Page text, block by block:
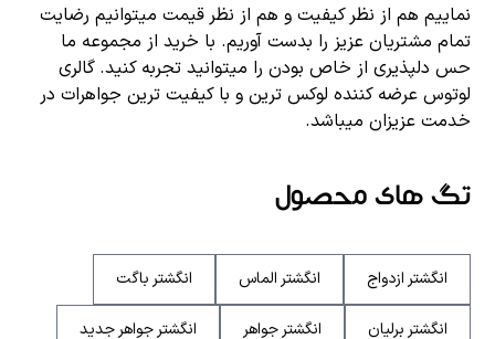
نماییم هم از نظر کیفیت و هم از نظر قیمت میتوانیم رضایت
تمام مشتریان عزیز را بدست آوریم. با خرید از مجموعه ما
حس دلپذیری از خاص بودن را میتوانید تجربه کنید. گالری
لوتوس عرضه کننده لوکس ترین و با کیفیت ترین جواهرات در
خدمت عزیزان میباشد.
تگ های محصول
انگشتر ازدواج انگشتر الماس انگشتر باگت
انگشتر برلیان انگشتر جواهر انگشتر جواهر جدید